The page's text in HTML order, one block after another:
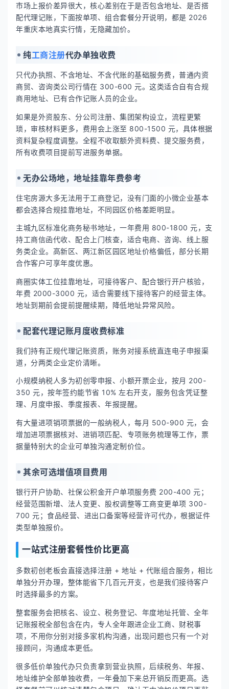
市场上报价差异很大，核心差别在于是否包含地址、是否搭
配代理记账，下面按单项、组合套餐分开说明，都是 2026
年重庆本地真实行情，无隐藏加价。
纯工商注册代办单独收费
只代办执照、不含地址、不含代账的基础服务费，普通内资
商贸、咨询类公司行情在 300-600 元。这类适合自有合规
商用地址、已有合作记账人员的企业。
如果是外资股东、分公司注册、集团架构设立，流程更繁
琐，审核材料更多，费用会上涨至 800-1500 元，具体根据
资料复杂程度调整。全程不收取额外资料费、提交服务费，
所有收费项目提前写进服务单据。
无办公场地，地址挂靠年费参考
住宅房源大多无法用于工商登记，没有门面的小微企业基本
都会选择合规挂靠地址，不同园区价格差距明显。
主城九区标准化商务秘书地址，一年费用 800-1800 元，支
持工商信函代收、配合上门核查，适合电商、咨询、线上服
务类企业。高新区、两江新区园区地址价格偏低，部分长期
合作客户可享年度优惠。
商圈实体工位挂靠地址，可接待客户、配合银行开户核验，
年费 2000-3000 元，适合需要线下接待客户的经营主体。
地址到期前会提前提醒续期，降低地址异常风险。
配套代理记账月度收费标准
我们持有正规代理记账资质，账务对接系统直连电子申报渠
道，分两类企业定价清晰。
小规模纳税人多为初创零申报、小额开票企业，按月 200-
350 元，按年签约能节省 10% 左右开支，服务包含凭证整
理、月度申报、季度报表、年报提醒。
有大量进项销项票据的一般纳税人，每月 500-900 元，会
增加进项票据核对、进销项匹配、专项账务梳理等工作，票
据量特别大的企业可单独沟通定制价位。
其余可选增值项目费用
银行开户协助、社保公积金开户单项服务费 200-400 元；
经营范围新增、法人变更、股权调整等工商变更单项 300-
700 元；食品经营、进出口备案等经营许可代办，根据证件
类型单独报价。
一站式注册套餐性价比更高
多数初创老板会直接选择注册 + 地址 + 代账组合服务，相比
单独分开办理，整体能省下几百元开支，也是我们接待客户
时选择最多的方案。
整套服务会把核名、设立、税务登记、年度地址托管、全年
记账报税全部包含在内，专人全年跟进企业工商、财税事
项，不用你分别对接多家机构沟通，出现问题也只有一个对
接顾问，沟通成本更低。
很多低价单独代办只负责拿到营业执照，后续税务、年报、
地址维护全部单独收费，一年叠加下来总开销反而更高。选